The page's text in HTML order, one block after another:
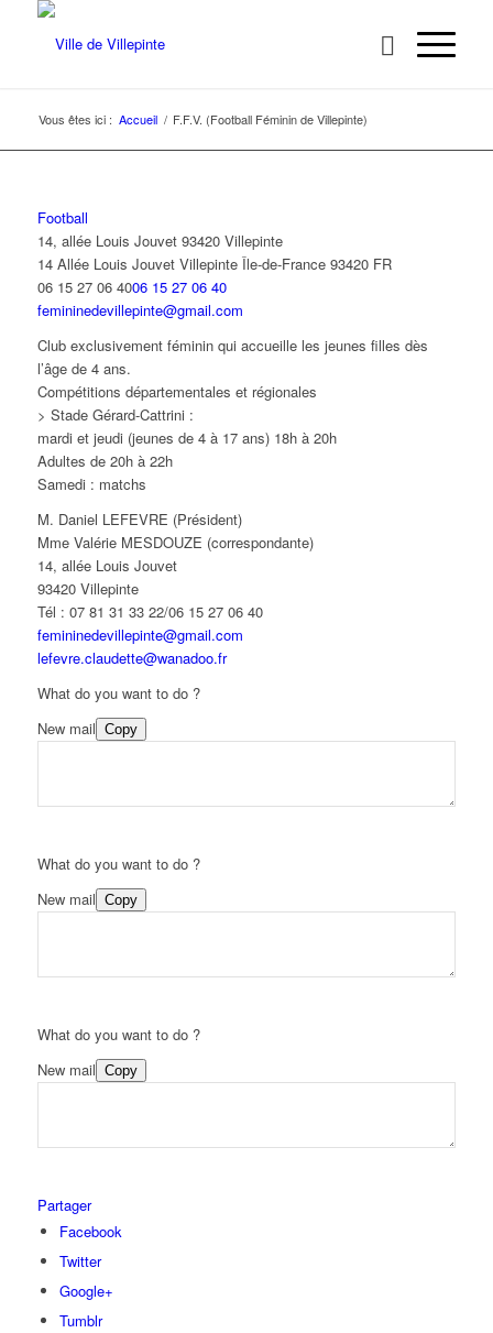
Vous êtes ici : Accueil / F.F.V. (Football Féminin de Villepinte)
Football
14, allée Louis Jouvet 93420 Villepinte
14 Allée Louis Jouvet Villepinte Île-de-France 93420 FR
06 15 27 06 4006 15 27 06 40
femininedevillepinte@gmail.com
Club exclusivement féminin qui accueille les jeunes filles dès
l’âge de 4 ans.
Compétitions départementales et régionales
> Stade Gérard-Cattrini :
mardi et jeudi (jeunes de 4 à 17 ans) 18h à 20h
Adultes de 20h à 22h
Samedi : matchs
M. Daniel LEFEVRE (Président)
Mme Valérie MESDOUZE (correspondante)
14, allée Louis Jouvet
93420 Villepinte
Tél : 07 81 31 33 22/06 15 27 06 40
femininedevillepinte@gmail.com
lefevre.claudette@wanadoo.fr
What do you want to do ?
New mail Copy
What do you want to do ?
New mail Copy
What do you want to do ?
New mail Copy
Partager
Facebook
Twitter
Google+
Tumblr